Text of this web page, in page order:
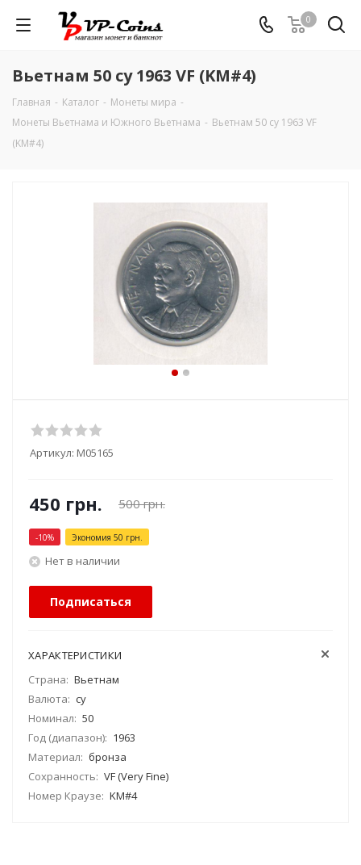
0
Вьетнам 50 су 1963 VF (KM#4)
Главная - Каталог - Монеты мира -
Монеты Вьетнама и Южного Вьетнама - Вьетнам 50 су 1963 VF
(KM#4)
Артикул: М05165
450 грн. 500грн.
-10% Экономия 50 грн.
Нет в наличии
Подписаться
ХАРАКТЕРИСТИКИ
Страна: Вьетнам
Валюта: су
Номинал: 50
Год (диапазон): 1963
Материал: бронза
Сохранность: VF (Very Fine)
Номер Краузе: KM#4